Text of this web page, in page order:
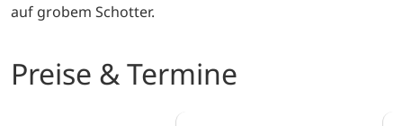
auf grobem Schotter.
Preise & Termine